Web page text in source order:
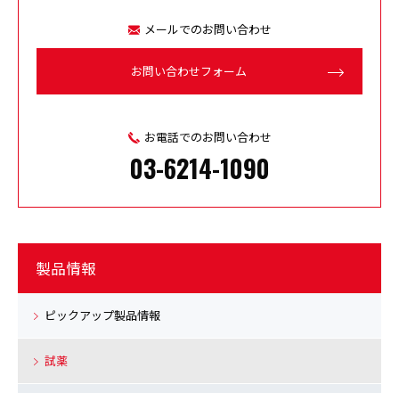
メールでのお問い合わせ
お問い合わせフォーム
お電話でのお問い合わせ
03-6214-1090
製品情報
ピックアップ製品情報
試薬